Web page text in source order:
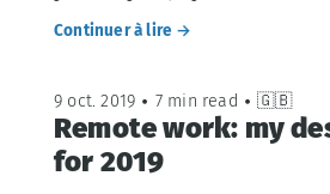
Continuer à lire →
9 oct. 2019 • 7 min read • 🇬🇧
Remote work: my
for 2019